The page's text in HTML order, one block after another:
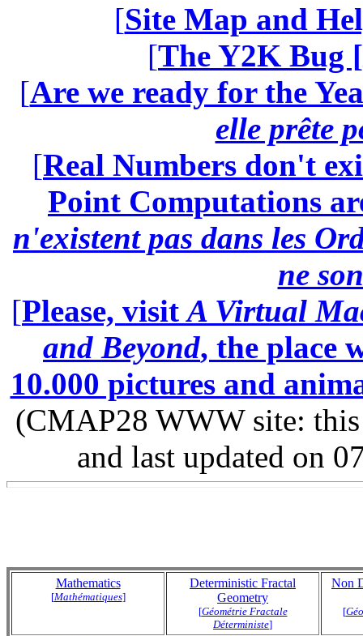
[Site Map and
[The Y2K Bug [
[Are we ready for the
elle prête
[Real Numbers don't
Point Computations
n'existent pas dans les
ne
[Please, visit A Virtual
and Beyond, the place
10.000 pictures and
(CMAP28 WWW site: this
and last updated on
Mathematics
[Mathématiques]
Deterministic Fractal
Geometry
[Géométrie Fractale
Déterministe]
Non
[